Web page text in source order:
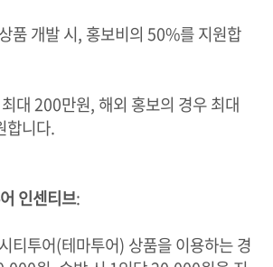
품 개발 시, 홍보비의 50%를 지원합
대 200만원, 해외 홍보의 경우 최대
합니다.
인센티브:
티투어(테마투어) 상품을 이용하는 경